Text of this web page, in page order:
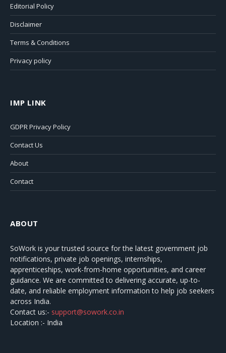
Editorial Policy
Disclaimer
Terms & Conditions
Privacy policy
IMP LINK
GDPR Privacy Policy
Contact Us
About
Contact
ABOUT
SoWork is your trusted source for the latest government job
notifications, private job openings, internships,
apprenticeships, work-from-home opportunities, and career
guidance. We are committed to delivering accurate, up-to-
date, and reliable employment information to help job seekers
across India.
Contact us:- support@sowork.co.in
Location :- India